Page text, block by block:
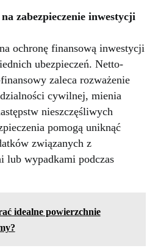
zabezpieczenie inwestycji
ochronę finansową inwestycji
ubezpieczeń. Netto-
zaleca rozważenie
cywilnej, mienia
nieszczęśliwych
pomogą uniknąć
związanych z
lub wypadkami podczas
idealne powierzchnie